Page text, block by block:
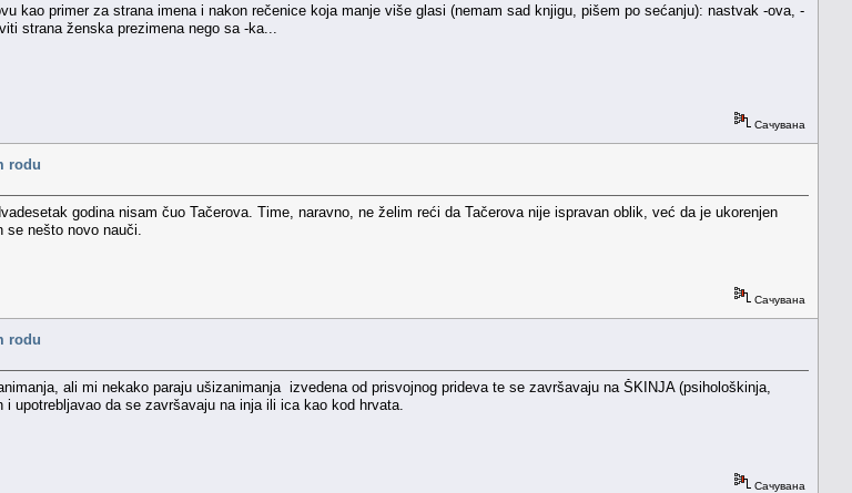
kao primer za strana imena i nakon rečenice koja manje više glasi (nemam sad knjigu, pišem po sećanju): nastvak -ova, -
strana ženska prezimena nego sa -ka...
Сачувана
rodu
godina nisam čuo Tačerova. Time, naravno, ne želim reći da Tačerova nije ispravan oblik, već da je ukorenjen
nešto novo nauči.
Сачувана
rodu
ali mi nekako paraju ušizanimanja izvedena od prisvojnog prideva te se završavaju na ŠKINJA (psihološkinja,
da se završavaju na inja ili ica kao kod hrvata.
Сачувана